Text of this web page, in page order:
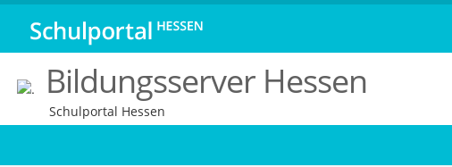
Bildungsserver Hessen
Schulportal Hessen